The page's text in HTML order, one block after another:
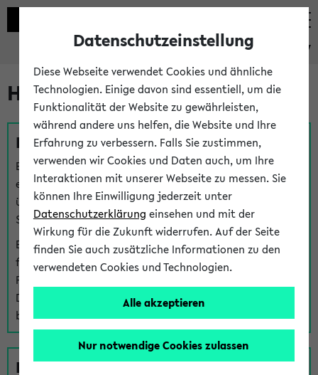
eKVV
Hilfe & Kontakt
Fragen zu einzelnen Veranstaltungen
Bei inhaltlichen und organisatorischen Fragen zu
einzelnen Veranstaltungen finden Sie Ansprechpersonen
über denFragen-Link bei jeder Veranstaltung. Der BIS
Support kann hier meist keine direkte Hilfe leisten.
Bei Veranstaltungen mit eKVV Teilnahmemanagement
finden Sie eine Auskunft über die Personen, die Ihre
Platzzuteilung im eKVV eingetragen haben, auf der
Detailseite zum Teilnahmemanagement der
betreffenden Veranstaltung.
Fragen zu im eKVV verwalteten
Datenschutzeinstellung
Diese Webseite verwendet Cookies und ähnliche
Technologien. Einige davon sind essentiell, um die
Funktionalität der Website zu gewährleisten,
während andere uns helfen, die Website und Ihre
Erfahrung zu verbessern. Falls Sie zustimmen,
verwenden wir Cookies und Daten auch, um Ihre
Interaktionen mit unserer Webseite zu messen. Sie
können Ihre Einwilligung jederzeit unter
Datenschutzerklärung einsehen und mit der
Wirkung für die Zukunft widerrufen. Auf der Seite
finden Sie auch zusätzliche Informationen zu den
verwendeten Cookies und Technologien.
Alle akzeptieren
Nur notwendige Cookies zulassen